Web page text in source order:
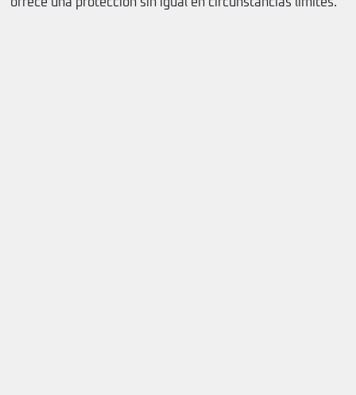
ofrece una protección sin igual en circunstancias límites.